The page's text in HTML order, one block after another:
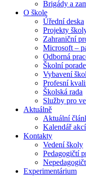
Brigády a
O škole
Úřední deska
Projekty
Zahraniční
Microsoft –
Odborná
Školní
Vybavení
Profesní
Školská rada
Služby pro
Aktuálně
Aktuální
Kalendář akcí
Kontakty
Vedení školy
Pedagogičtí
Experimentárium